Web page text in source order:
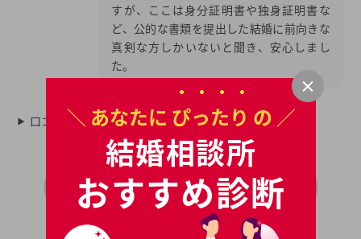
すが、ここは身分証明書や独身証明書な
ど、公的な書類を提出した結婚に前向きな
真剣な方しかいないと聞き、安心しまし
た。
口コミをさらに表示
＼ 無料 ／
ツヴァイのパンフはこちら
＼ あなたに ぴったり の ／
結婚相談所
おすすめ診断